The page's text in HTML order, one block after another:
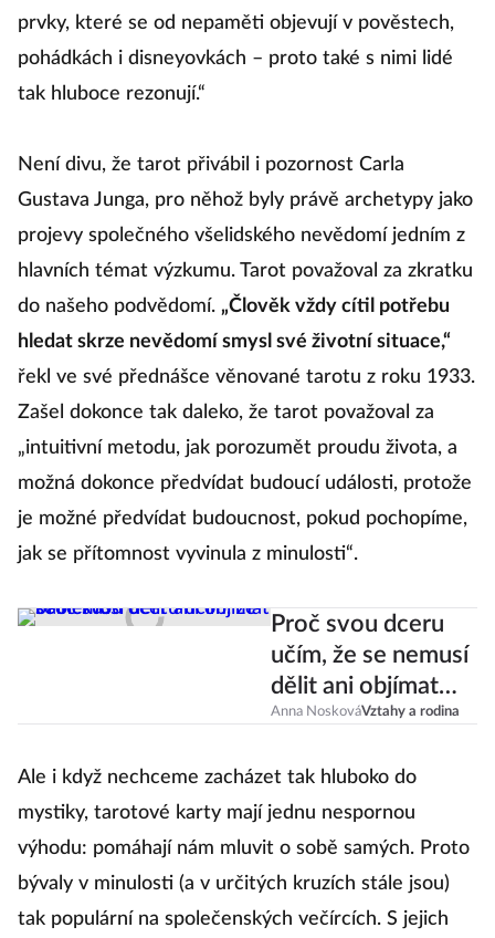
prvky, které se od nepaměti objevují v pověstech,
pohádkách i disneyovkách – proto také s nimi lidé
tak hluboce rezonují.“
Není divu, že tarot přivábil i pozornost Carla
Gustava Junga, pro něhož byly právě archetypy jako
projevy společného všelidského nevědomí jedním z
hlavních témat výzkumu. Tarot považoval za zkratku
do našeho podvědomí. „Člověk vždy cítil potřebu
hledat skrze nevědomí smysl své životní situace,“
řekl ve své přednášce věnované tarotu z roku 1933.
Zašel dokonce tak daleko, že tarot považoval za
„intuitivní metodu, jak porozumět proudu života, a
možná dokonce předvídat budoucí události, protože
je možné předvídat budoucnost, pokud pochopíme,
jak se přítomnost vyvinula z minulosti“.
Proč svou dceru
učím, že se nemusí
dělit ani objímat
babičku?
Anna NoskováVztahy a rodina
Ale i když nechceme zacházet tak hluboko do
mystiky, tarotové karty mají jednu nespornou
výhodu: pomáhají nám mluvit o sobě samých. Proto
bývaly v minulosti (a v určitých kruzích stále jsou)
tak populární na společenských večírcích. S jejich